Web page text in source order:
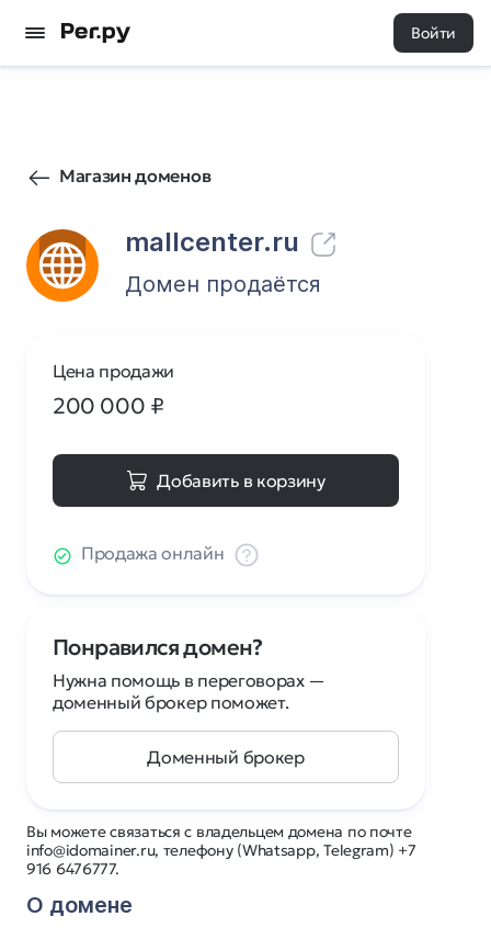
Войти
Магазин доменов
mallcenter.ru
77 0
Домен продаётся
Вы можете связаться с владельцем домена по почте
info@idomainer.ru, телефону (Whatsapp, Telegram) +7
916 6476777.
О домене
Цена продажи
200 000 ₽
Добавить в корзину
Продажа онлайн
Понравился домен?
Нужна помощь в переговорах —
доменный брокер поможет.
Доменный брокер